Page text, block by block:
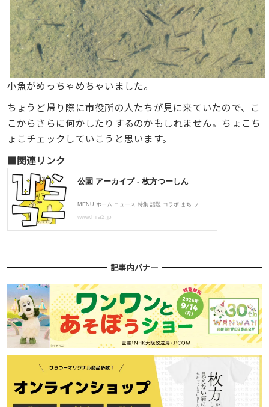
小魚がめっちゃめちゃいました。
ちょうど帰り際に市役所の人たちが見に来ていたので、こ
こからさらに何かしたりするのかもしれません。ちょこち
ょこチェックしていこうと思います。
■関連リンク
記事内バナー